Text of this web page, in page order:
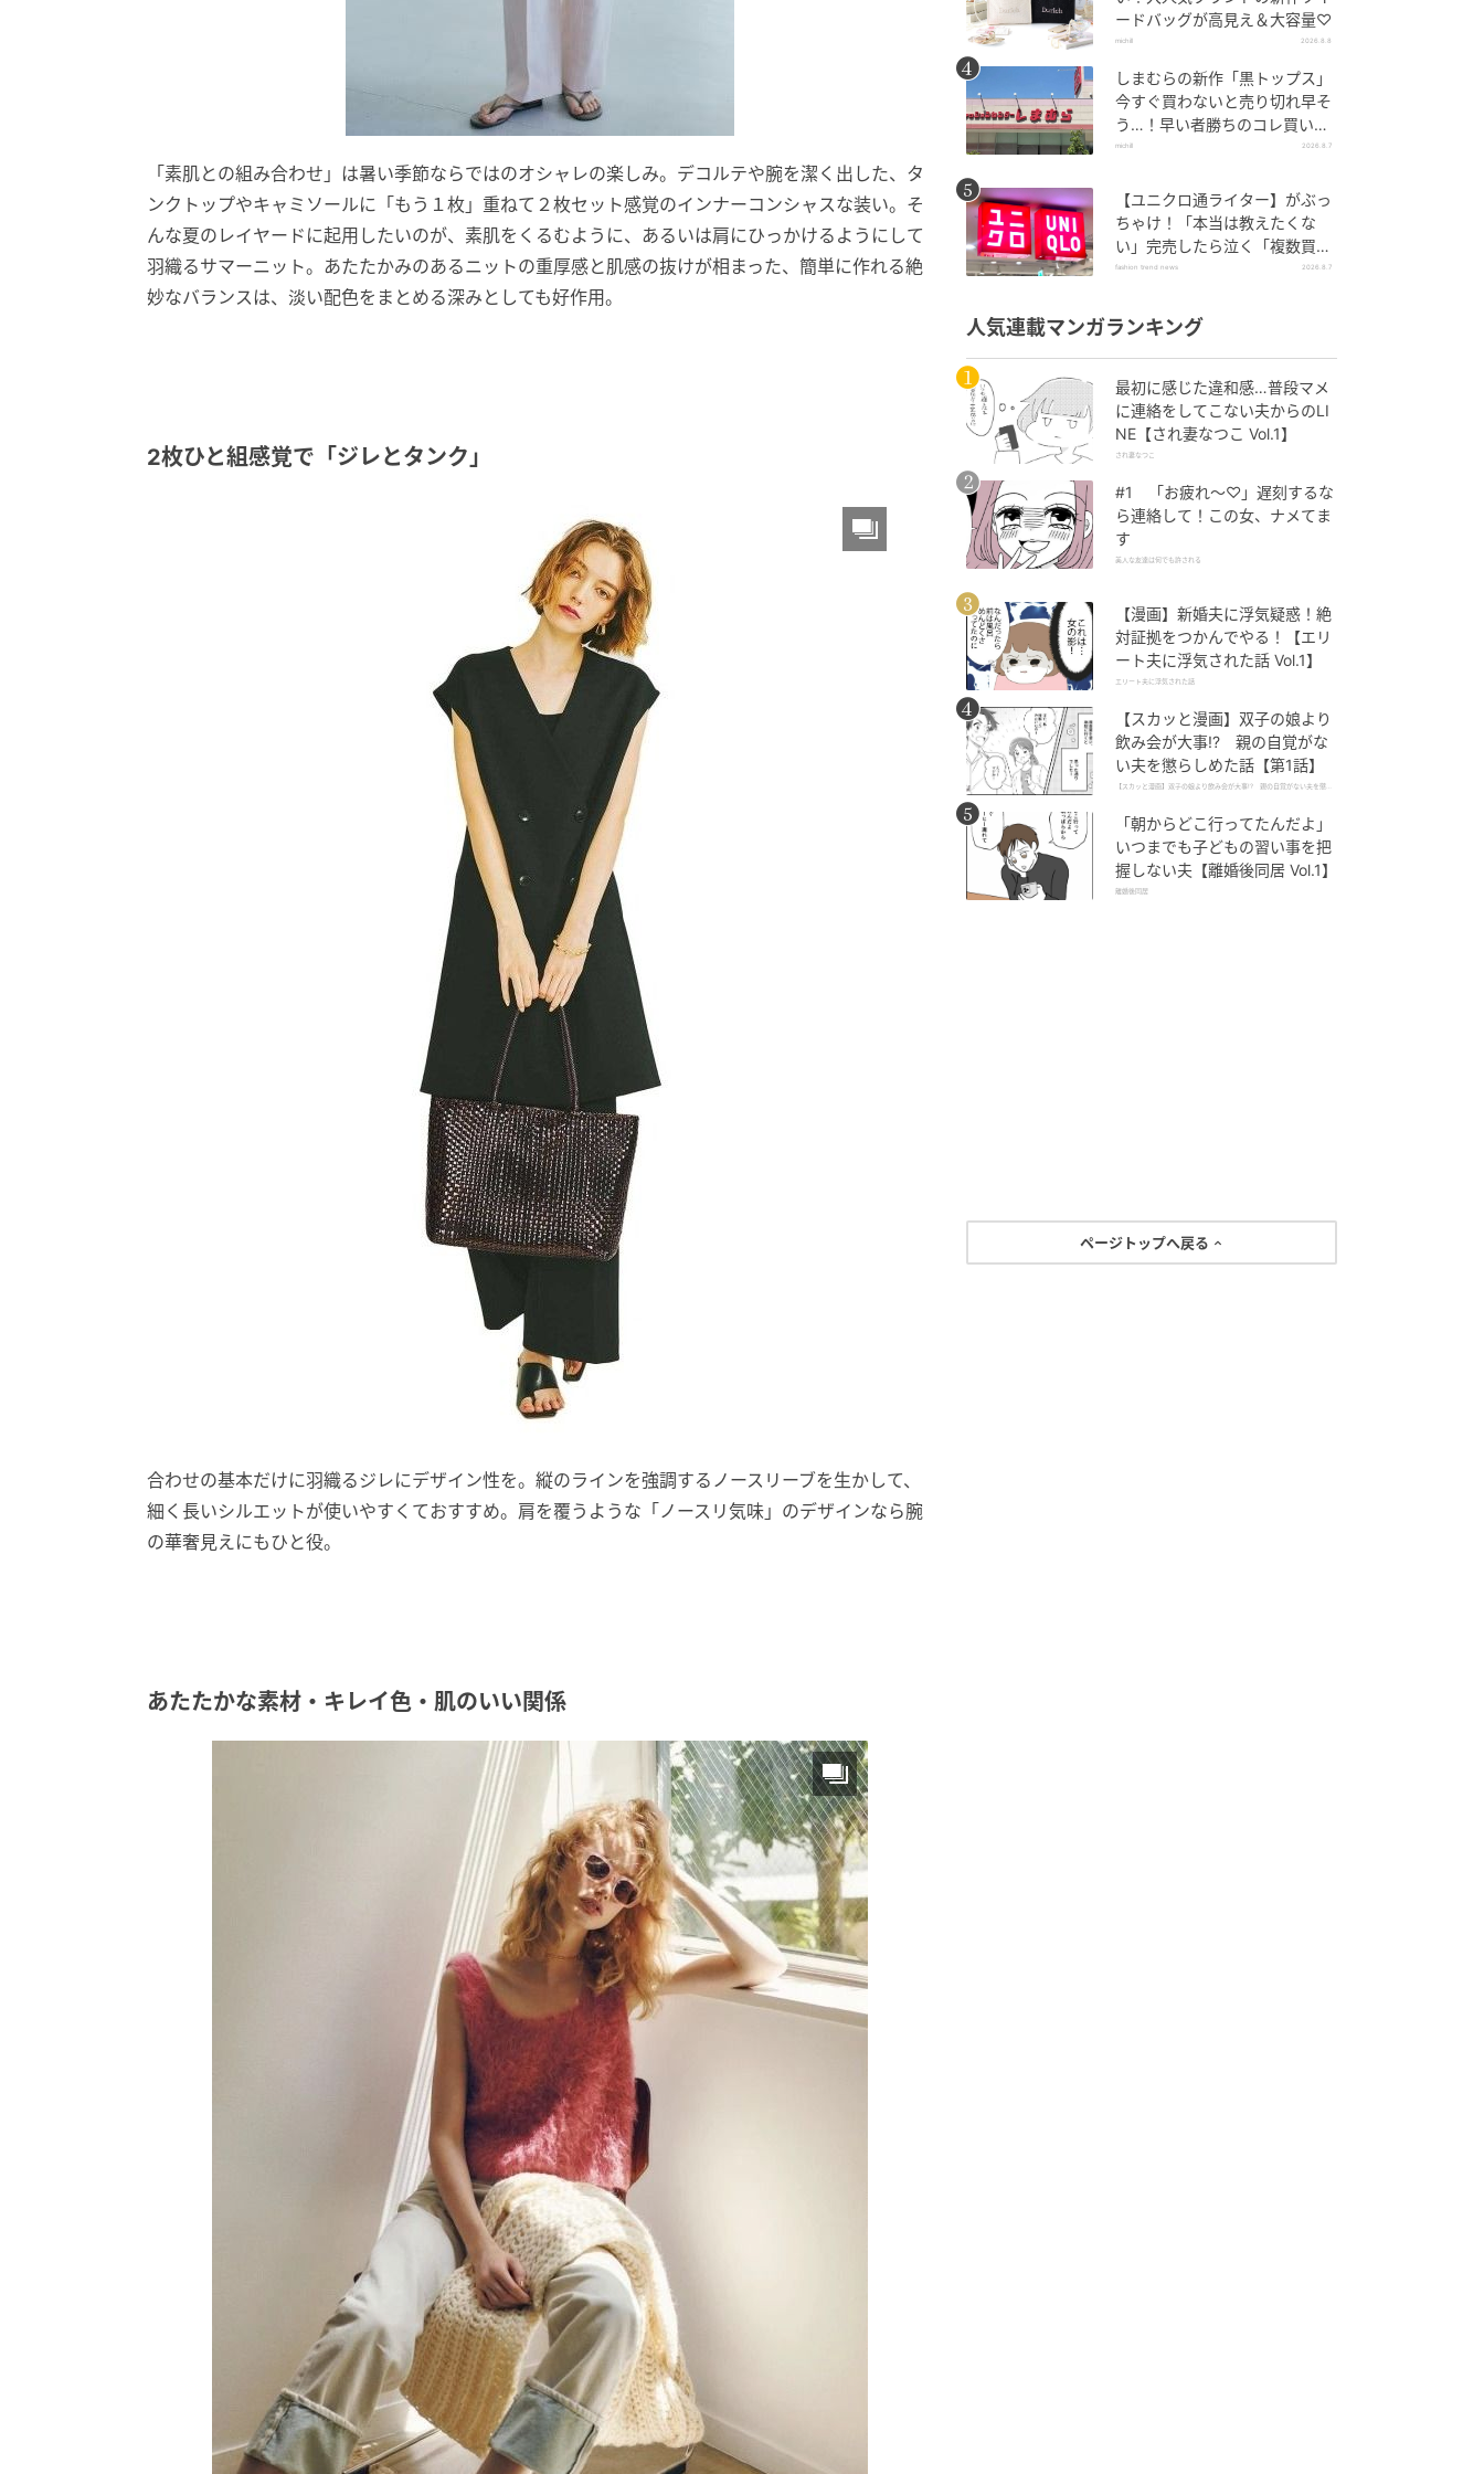
「素肌との組み合わせ」は暑い季節ならではのオシャレの楽しみ。デコルテや腕を潔く出した、タ
ンクトップやキャミソールに「もう１枚」重ねて２枚セット感覚のインナーコンシャスな装い。そ
んな夏のレイヤードに起用したいのが、素肌をくるむように、あるいは肩にひっかけるようにして
羽織るサマーニット。あたたかみのあるニットの重厚感と肌感の抜けが相まった、簡単に作れる絶
妙なバランスは、淡い配色をまとめる深みとしても好作用。
2枚ひと組感覚で「ジレとタンク」
合わせの基本だけに羽織るジレにデザイン性を。縦のラインを強調するノースリーブを生かして、
細く長いシルエットが使いやすくておすすめ。肩を覆うような「ノースリ気味」のデザインなら腕
の華奢見えにもひと役。
あたたかな素材・キレイ色・肌のいい関係
ードバッグが高見え＆大容量♡
michill 2026.8.8
しまむらの新作「黒トップス」
今すぐ買わないと売り切れ早そ
う…！早い者勝ちのコレ買いリ
スト
michill 2026.8.7
【ユニクロ通ライター】がぶっ
ちゃけ！「本当は教えたくな
い」完売したら泣く「複数買い
アイテム」
fashion trend news 2026.8.7
人気連載マンガランキング
最初に感じた違和感…普段マメ
に連絡をしてこない夫からのLI
NE【され妻なつこ Vol.1】
され妻なつこ
#1 「お疲れ〜♡」遅刻するな
ら連絡して！この女、ナメてま
す
美人な友達は何でも許される
【漫画】新婚夫に浮気疑惑！絶
対証拠をつかんでやる！【エリ
ート夫に浮気された話 Vol.1】
エリート夫に浮気された話
【スカッと漫画】双子の娘より
飲み会が大事!? 親の自覚がな
い夫を懲らしめた話【第1話】
【スカッと漫画】双子の娘より飲み会が大事!? 親の自覚がない夫を懲ら
「朝からどこ行ってたんだよ」
いつまでも子どもの習い事を把
握しない夫【離婚後同居 Vol.1】
離婚後同居
ページトップへ戻る